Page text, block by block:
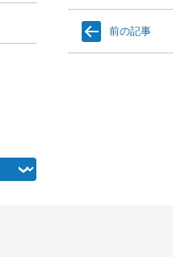
前の記事